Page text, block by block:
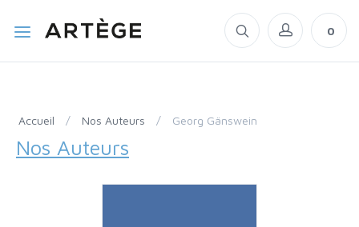
0
Accueil / Nos Auteurs / Georg Gänswein
Nos Auteurs